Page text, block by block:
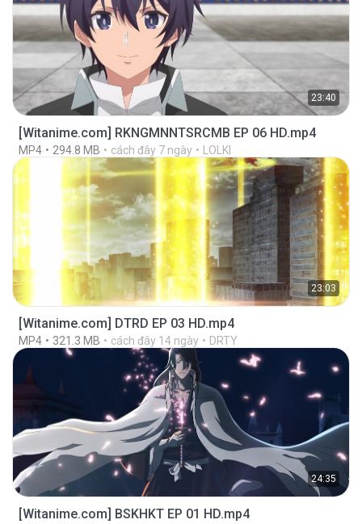
23:40
[Witanime.com] RKNGMNNTSRCMB EP 06 HD.mp4
MP4 294.8 MB cách đây 7 ngày LOLKI
23:03
[Witanime.com] DTRD EP 03 HD.mp4
MP4 321.3 MB cách đây 14 ngày DRTY
24:35
[Witanime.com] BSKHKT EP 01 HD.mp4